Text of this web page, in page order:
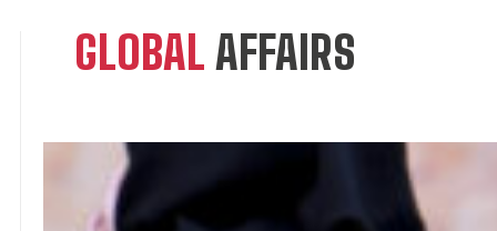
GLOBAL AFFAIRS